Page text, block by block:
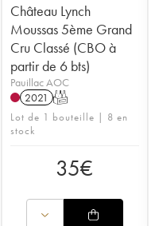
Château Lynch
Moussas 5ème Grand
Cru Classé (CBO à
partir de 6 bts)
Pauillac AOC
2021 T
Lot de 1 bouteille | 8 en
stock
35€